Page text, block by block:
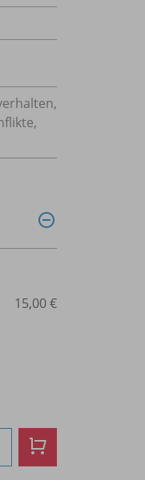
15,00 €